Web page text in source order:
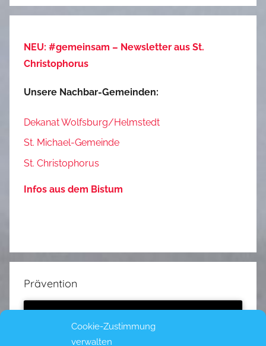
Cookie-Zustimmung
verwalten
NEU: #gemeinsam – Newsletter aus St.
Christophorus
Unsere Nachbar-Gemeinden:
Dekanat Wolfsburg/Helmstedt
St. Michael-Gemeinde
St. Christophorus
Infos aus dem Bistum
Prävention